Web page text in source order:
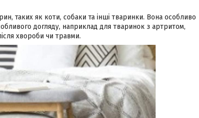
таких як коти, собаки та інші тваринки. Вона особливо
догляду, наприклад для тваринок з артритом,
хвороби чи травми.